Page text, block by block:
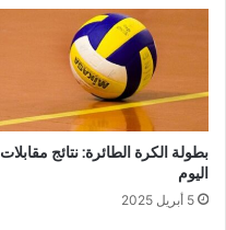
بطولة الكرة الطائرة: نتائج مقابلات
اليوم
5 أبريل 2025